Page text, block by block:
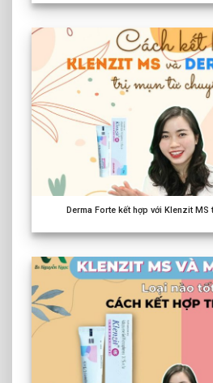
Derma Forte kết hợp với Klenzit